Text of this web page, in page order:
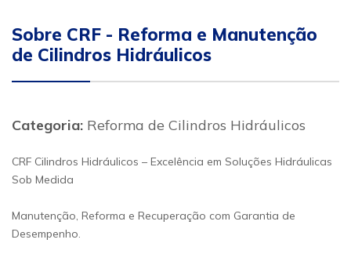
Sobre CRF - Reforma e Manutenção
de Cilindros Hidráulicos
Categoria: Reforma de Cilindros Hidráulicos
CRF Cilindros Hidráulicos – Excelência em Soluções Hidráulicas
Sob Medida
Manutenção, Reforma e Recuperação com Garantia de
Desempenho.